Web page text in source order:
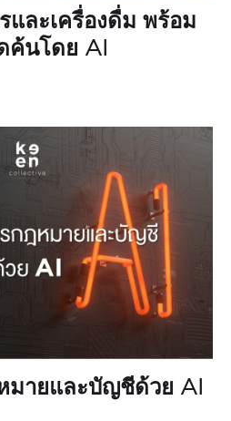
และเครื่องดื่ม พร้อม
ค้นโดย AI
มายและบัญชีด้วย AI